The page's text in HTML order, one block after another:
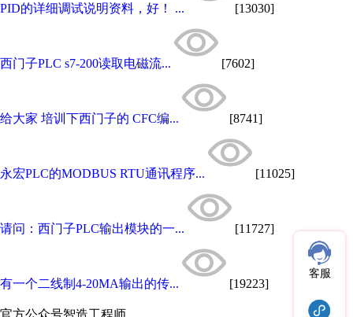
PID的详细调试说明资料，好！ ... [13030]
西门子PLC s7-200读取电磁流... [7602]
给大家 培训下西门子的 CFC编... [8741]
永宏PLC的MODBUS RTU通讯程序... [11025]
请问：西门子PLC输出模块的一... [11727]
有一个二线制4-20MA输出的传... [19223]
官方公众号智造工程师
客服